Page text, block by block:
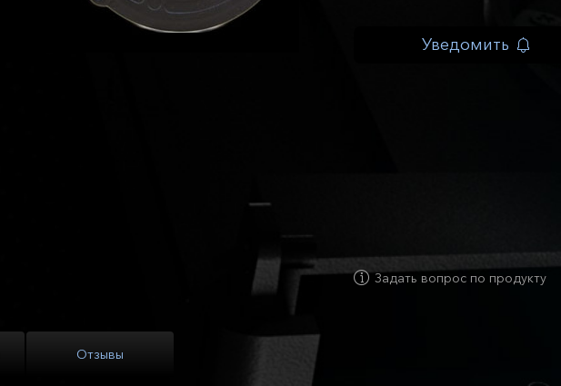
Уведомить
Задать вопрос по продукту
Отзывы